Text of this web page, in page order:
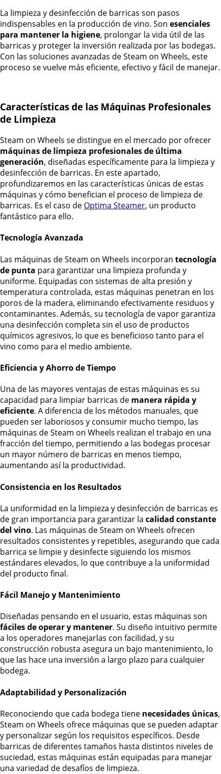
La limpieza y desinfección de barricas son pasos
indispensables en la producción de vino. Son esenciales
para mantener la higiene, prolongar la vida útil de las
barricas y proteger la inversión realizada por las bodegas.
Con las soluciones avanzadas de Steam on Wheels, este
proceso se vuelve más eficiente, efectivo y fácil de manejar.
Características de las Máquinas Profesionales
de Limpieza
Steam on Wheels se distingue en el mercado por ofrecer
máquinas de limpieza profesionales de última
generación, diseñadas específicamente para la limpieza y
desinfección de barricas. En este apartado,
profundizaremos en las características únicas de estas
máquinas y cómo benefician el proceso de limpieza de
barricas. Es el caso de Optima Steamer, un producto
fantástico para ello.
Tecnología Avanzada
Las máquinas de Steam on Wheels incorporan tecnología
de punta para garantizar una limpieza profunda y
uniforme. Equipadas con sistemas de alta presión y
temperatura controlada, estas máquinas penetran en los
poros de la madera, eliminando efectivamente residuos y
contaminantes. Además, su tecnología de vapor garantiza
una desinfección completa sin el uso de productos
químicos agresivos, lo que es beneficioso tanto para el
vino como para el medio ambiente.
Eficiencia y Ahorro de Tiempo
Una de las mayores ventajas de estas máquinas es su
capacidad para limpiar barricas de manera rápida y
eficiente. A diferencia de los métodos manuales, que
pueden ser laboriosos y consumir mucho tiempo, las
máquinas de Steam on Wheels realizan el trabajo en una
fracción del tiempo, permitiendo a las bodegas procesar
un mayor número de barricas en menos tiempo,
aumentando así la productividad.
Consistencia en los Resultados
La uniformidad en la limpieza y desinfección de barricas es
de gran importancia para garantizar la calidad constante
del vino. Las máquinas de Steam on Wheels ofrecen
resultados consistentes y repetibles, asegurando que cada
barrica se limpie y desinfecte siguiendo los mismos
estándares elevados, lo que contribuye a la uniformidad
del producto final.
Fácil Manejo y Mantenimiento
Diseñadas pensando en el usuario, estas máquinas son
fáciles de operar y mantener. Su diseño intuitivo permite
a los operadores manejarlas con facilidad, y su
construcción robusta asegura un bajo mantenimiento, lo
que las hace una inversión a largo plazo para cualquier
bodega.
Adaptabilidad y Personalización
Reconociendo que cada bodega tiene necesidades únicas,
Steam on Wheels ofrece máquinas que se pueden adaptar
y personalizar según los requisitos específicos. Desde
barricas de diferentes tamaños hasta distintos niveles de
suciedad, estas máquinas están equipadas para manejar
una variedad de desafíos de limpieza.